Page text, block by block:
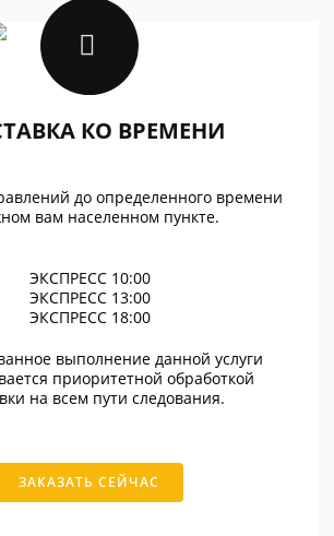
КО ВРЕМЕНИ
до определенного времени
вам населенном пункте.
ЭКСПРЕСС 10:00
ЭКСПРЕСС 13:00
ЭКСПРЕСС 18:00
выполнение данной услуги
приоритетной обработкой
на всем пути следования.
ЗАКАЗАТЬ СЕЙЧАС